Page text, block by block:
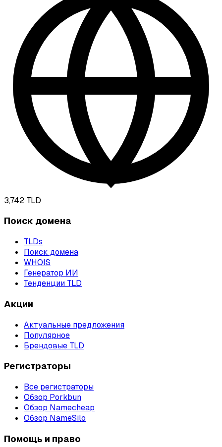
3,742 TLD
Поиск домена
TLDs
Поиск домена
WHOIS
Генератор ИИ
Тенденции TLD
Акции
Актуальные предложения
Популярное
Брендовые TLD
Регистраторы
Все регистраторы
Обзор Porkbun
Обзор Namecheap
Обзор NameSilo
Помощь и право